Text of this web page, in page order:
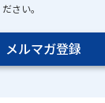
さい。
メルマガ登録